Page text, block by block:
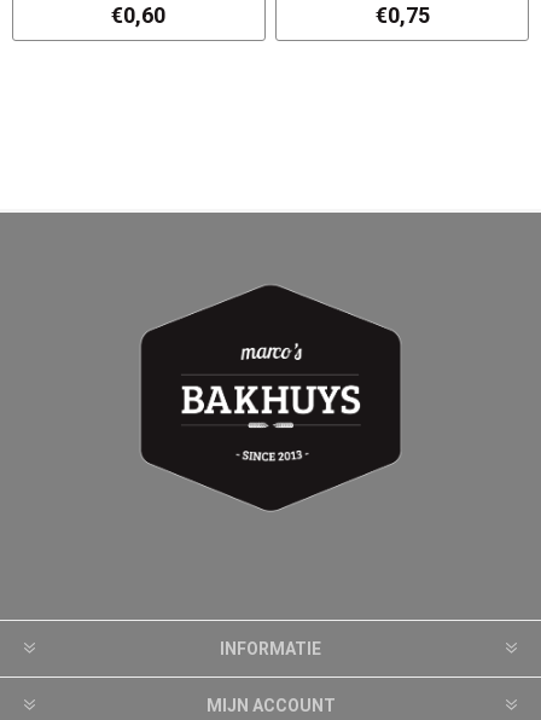
€0,60 €0,75
INFORMATIE
MIJN ACCOUNT